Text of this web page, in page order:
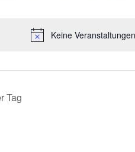
Keine
wählen.
Tag